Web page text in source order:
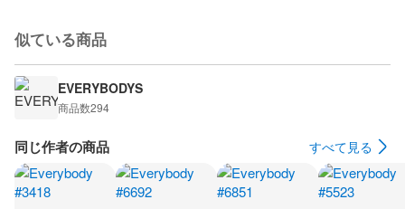
似ている商品
EVERYBODYS
商品数294
同じ作者の商品 すべて見る